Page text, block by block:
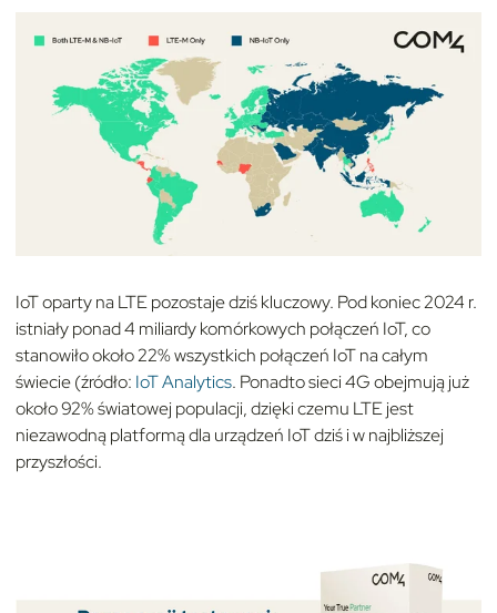
IoT oparty na LTE pozostaje dziś kluczowy. Pod koniec 2024 r.
istniały ponad 4 miliardy komórkowych połączeń IoT, co
stanowiło około 22% wszystkich połączeń IoT na całym
świecie (źródło: IoT Analytics. Ponadto sieci 4G obejmują już
około 92% światowej populacji, dzięki czemu LTE jest
niezawodną platformą dla urządzeń IoT dziś i w najbliższej
przyszłości.